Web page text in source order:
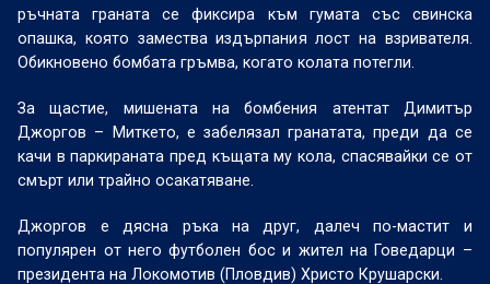
ръчната граната се фиксира към гумата със свинска
опашка, която замества издърпания лост на взривателя.
Обикновено бомбата гръмва, когато колата потегли.
За щастие, мишената на бомбения атентат Димитър
Джоргов – Миткето, е забелязал гранатата, преди да се
качи в паркираната пред къщата му кола, спасявайки се от
смърт или трайно осакатяване.
Джоргов е дясна ръка на друг, далеч по-мастит и
популярен от него футболен бос и жител на Говедарци –
президента на Локомотив (Пловдив) Христо Крушарски.